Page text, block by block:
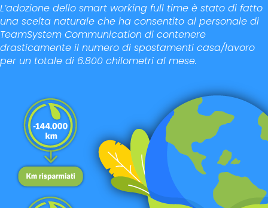
L’adozione dello smart working full time è stato di fatto
una scelta naturale che ha consentito al personale di
TeamSystem Communication di contenere
drasticamente il numero di spostamenti casa/lavoro
per un totale di 6.800 chilometri al mese.